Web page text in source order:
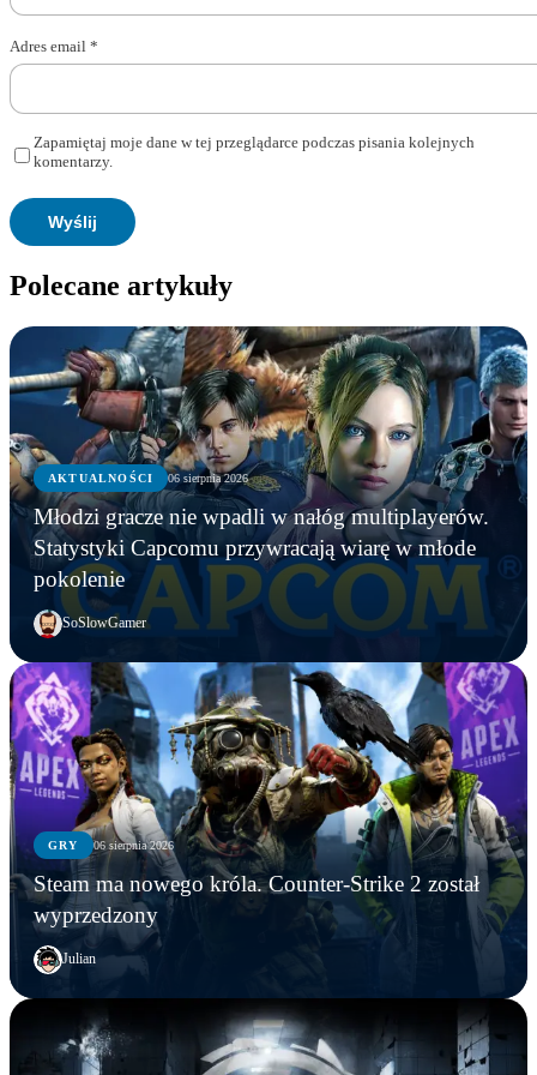
Adres email *
Zapamiętaj moje dane w tej przeglądarce podczas pisania kolejnych
komentarzy.
Polecane artykuły
AKTUALNOŚCI 06 sierpnia 2026
Młodzi gracze nie wpadli w nałóg multiplayerów.
Statystyki Capcomu przywracają wiarę w młode
pokolenie
SoSlowGamer
GRY 06 sierpnia 2026
Steam ma nowego króla. Counter-Strike 2 został
wyprzedzony
Julian